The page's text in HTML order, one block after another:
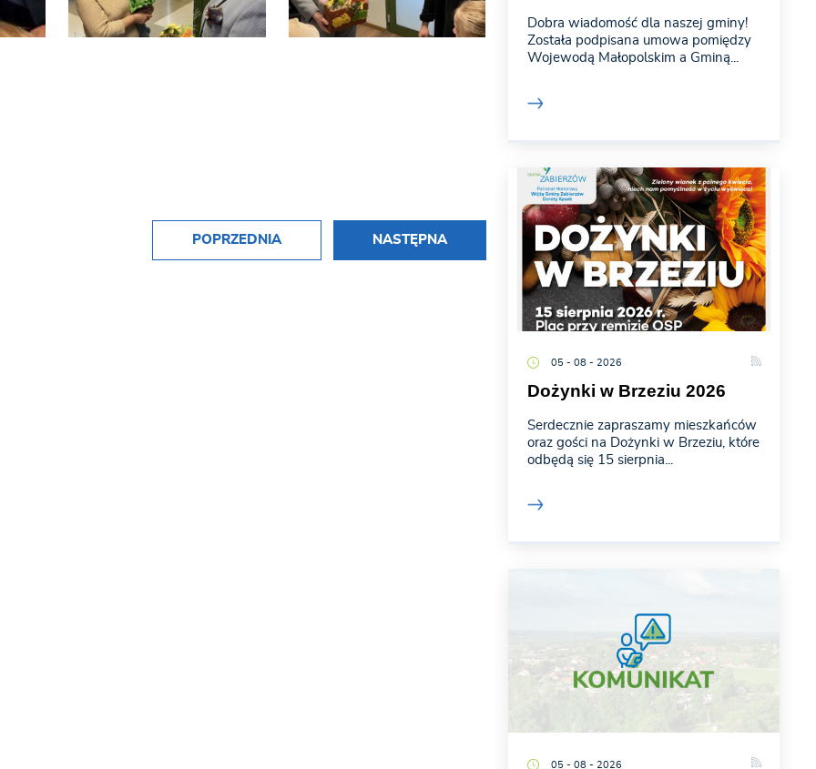
POPRZEDNIA NASTĘPNA
Dobra wiadomość dla naszej gminy!
Została podpisana umowa pomiędzy
Wojewodą Małopolskim a Gminą...
05 - 08 - 2026
Dożynki w Brzeziu 2026
Serdecznie zapraszamy mieszkańców
oraz gości na Dożynki w Brzeziu, które
odbędą się 15 sierpnia...
05 - 08 - 2026